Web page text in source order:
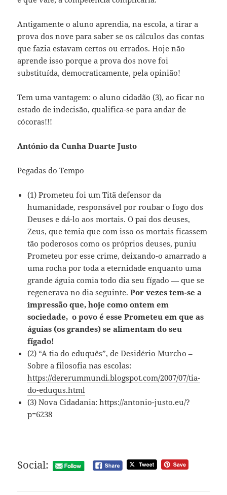
Antigamente o aluno aprendia, na escola, a tirar a
prova dos nove para saber se os cálculos das contas
que fazia estavam certos ou errados. Hoje não
aprende isso porque a prova dos nove foi
substituída, democraticamente, pela opinião!
Tem uma vantagem: o aluno cidadão (3), ao ficar no
estado de indecisão, qualifica-se para andar de
cócoras!!!
António da Cunha Duarte Justo
Pegadas do Tempo
(1) Prometeu foi um Titã defensor da
humanidade, responsável por roubar o fogo dos
Deuses e dá-lo aos mortais. O pai dos deuses,
Zeus, que temia que com isso os mortais ficassem
tão poderosos como os próprios deuses, puniu
Prometeu por esse crime, deixando-o amarrado a
uma rocha por toda a eternidade enquanto uma
grande águia comia todo dia seu fígado — que se
regenerava no dia seguinte.Por vezes tem-se a
impressão que, hoje como ontem em
sociedade, o povo é esse Prometeu em que as
águias (os grandes) se alimentam do seu
fígado!
(2) “A tia do eduquês”, de Desidério Murcho –
Sobre a filosofia nas escolas:
https://dererummundi.blogspot.com/2007/07/tia-
do-eduqus.html
(3) Nova Cidadania: https://antonio-justo.eu/?
p=6238
Social: